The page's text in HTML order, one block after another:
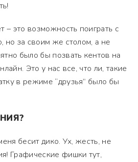
– это возможность поиграть с
но за своим же столом, а не
было бы позвать кентов на
Это у нас все, что ли, такие
в режиме “друзья” было бы
бесит дико. Ух, жесть, не
Графические фишки тут,